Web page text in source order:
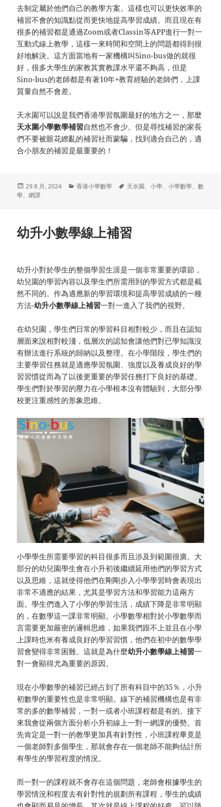
去制定屬於他們自己的教學方案。這樣也可以更快效率的
補習不會的知識點從而更快地提高學習成績。而且現在有
很多的補習都是通過Zoom或者Classin等APP進行一對一
互動式線上教學，這樣一來時間和空間上的問題都得到很
好地解決。這方面當地有一家機構叫Sino-bus做的就很
好，很多大學生的家教其實教課水平還不夠高，但是
Sino-bus的老師都是有著10年+教育經驗的老師們，上課
質量自然不會差。
天水園可以說是我們香港學習氛圍最好的地方之一，那麼
天水圍小學數學補習自然也不會少。但是尋找補習的家長
們不要被眼花繚亂的補習社而蒙騙，找到適合自己的，適
合小朋友的補習是最重要的！
发
布
29 8 月, 2024
分
香港小學數學
标
天水園、小學、小學數學、數
學、網課
幼升小數學線上補習
幼升小對於學生的整個學習生涯是一個非常重要的環節，
幼兒園的學習內容以及學生們所需用到的學習方式都是截
然不同的。作為適應新的學習環境和提高學習成績的一種
方法-幼升小數學線上補習一對一進入了我們的視野。
在幼兒園，學生們日常的學習科目相對較少，而且在認知
層面來說相對較淺，低層次的認知會讓他們對已學知識沒
有辦法進行系統的歸納以及整理。在小學階段，學生們的
主要學習任務就是適應學習氛圍、強度以及養成良好的學
習習慣從而為了以後更重要的學習任務打下良好的基礎。
學生們對於學習的壓力在小學根本沒有體驗到，大部分學
校更注重感性的形象思維。
小學學生所需要學習的科目很多而且涉及到範圍很廣。大
部分的幼兒園學生會在小升初後繼續延用他們的學習方式
以及思維，這就使得他們在剛剛步入小學學習時會表現出
非常不適應的結果，尤其是學習方法和學習能力這兩方
面。學生們進入了小學的學習生活，成績下降是非常明顯
的，在數學這一課非常明顯。小學數學相對於小學數學而
言需要更加嚴密的邏輯思維，如果我們跟不上並且在小學
上課時也米有養成良好的學習習慣，他們在初中的數學學
習會變得非常困難。這就是為什麼幼升小數學線上補習一
對一會顯得尤為重要的原因。
現在小學數學的補習已經占到了所有科目中的35％，小升
初數學的重要性也是非常明顯。線下的補習機構也是有非
常的多的數學補習，一對一或者小班課程都是有的。接下
來我會從兩個方面分析小升初線上一對一網課的優勢。首
先肯定是一對一的教學更加具有針對性，小班課程畢竟是
一個老師對多個學生，那就會存在一個老師不能夠估計所
有學生的學習程度的情況。
而一對一的課程就不會存在這個問題，老師會根據學生的
學習情況和程度去有針對性的規劃所有課程，學生的成績